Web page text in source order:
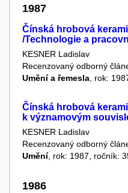
1987
Čínská hrobová
/Technologie a
KESNER Ladislav
Recenzovaný odborný
Umění a řemesla , rok:
Čínská hrobová
k významovým
KESNER Ladislav
Recenzovaný odborný
Umění, rok: 1987, ročník:
1986